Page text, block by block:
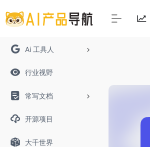
Ai 工具人
行业视野
常写文档
开源项目
大千世界